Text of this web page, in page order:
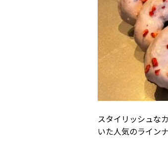
スタイリッシュな
いた人気のライン